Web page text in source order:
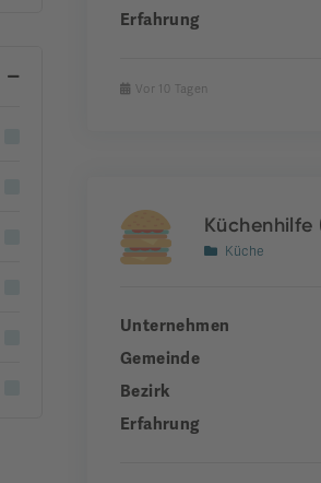
Erfahrung
Vor 10 Tagen
Küche
Unternehmen
Gemeinde
Bezirk
Erfahrung